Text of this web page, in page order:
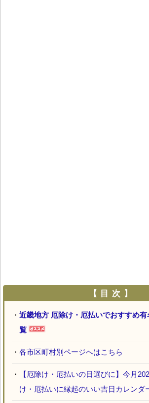
【 目 次 】
・ 近畿地方 厄除け・厄払いでおすすめ
覧
・ 各市区町村別ページへはこちら
・
【厄除け・厄払いの日選びに】今月
け・厄払いに縁起のいい吉日カレンダ